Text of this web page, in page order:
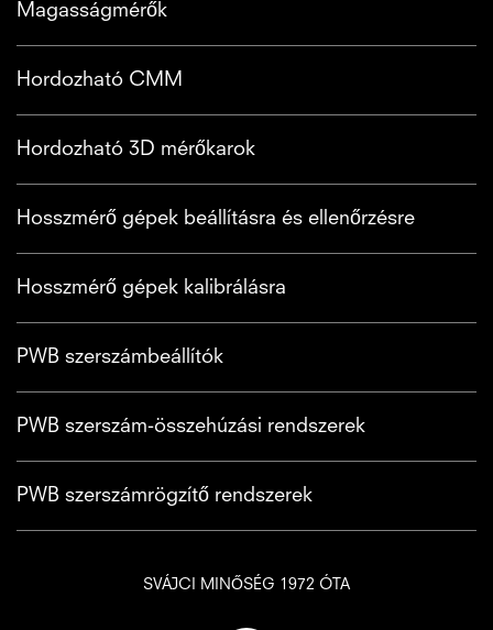
Magasságmérők
Hordozható CMM
Hordozható 3D mérőkarok
Hosszmérő gépek beállításra és ellenőrzésre
Hosszmérő gépek kalibrálásra
PWB szerszámbeállítók
PWB szerszám-összehúzási rendszerek
PWB szerszámrögzítő rendszerek
SVÁJCI MINŐSÉG 1972 ÓTA